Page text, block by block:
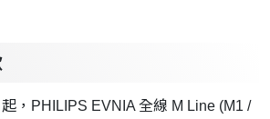
，PHILIPS EVNIA 全線 M Line (M1 /